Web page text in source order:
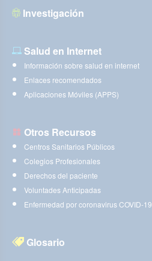
Investigación
Salud en Internet
Información sobre salud en internet
Enlaces recomendados
Aplicaciones Móviles (APPS)
Otros Recursos
Centros Sanitarios Públicos
Colegios Profesionales
Derechos del paciente
Voluntades Anticipadas
Enfermedad por coronavirus COVID-19
Glosario